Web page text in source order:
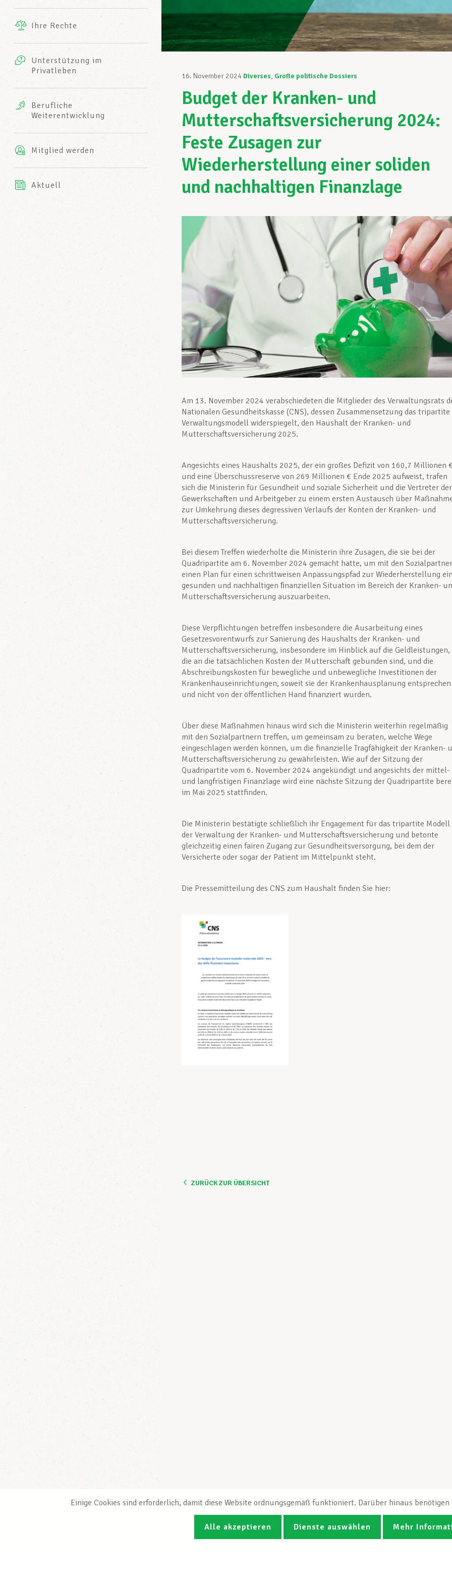
INFO-CENTER
des LCGBs
Ihre Rechte
Unterstützung im
Privatleben
Leistungen
Mutuelle
AXA
Berufliche
Weiterentwicklung
Mitglied werden
Aktuell
16. November 2024 Diverses, Große politische Dossiers
Budget der Kranken- und
Mutterschaftsversicherung 2024:
Feste Zusagen zur
Wiederherstellung einer soliden
und nachhaltigen Finanzlage
Am 13. November 2024 verabschiedeten die Mitglieder des Verwaltungsrats
Nationalen Gesundheitskasse (CNS), dessen Zusammensetzung das tripartite
Verwaltungsmodell widerspiegelt, den Haushalt der Kranken- und
Mutterschaftsversicherung 2025.
Angesichts eines Haushalts 2025, der ein großes Defizit von 160,7 Millionen
und eine Überschussreserve von 269 Millionen € Ende 2025 aufweist, trafen
sich die Ministerin für Gesundheit und soziale Sicherheit und die Vertreter der
Gewerkschaften und Arbeitgeber zu einem ersten Austausch über
zur Umkehrung dieses degressiven Verlaufs der Konten der Kranken- und
Mutterschaftsversicherung.
Bei diesem Treffen wiederholte die Ministerin ihre Zusagen, die sie bei der
Quadripartite am 6. November 2024 gemacht hatte, um mit den
einen Plan für einen schrittweisen Anpassungspfad zur Wiederherstellung
gesunden und nachhaltigen ﬁnanziellen Situation im Bereich der Kranken-
Mutterschaftsversicherung auszuarbeiten.
Diese Verpflichtungen betreffen insbesondere die Ausarbeitung eines
Gesetzesvorentwurfs zur Sanierung des Haushalts der Kranken- und
Mutterschaftsversicherung, insbesondere im Hinblick auf die Geldleistungen,
die an die tatsächlichen Kosten der Mutterschaft gebunden sind, und die
Abschreibungskosten für bewegliche und unbewegliche Investitionen der
Krankenhauseinrichtungen, soweit sie der Krankenhausplanung entsprechen
und nicht von der öffentlichen Hand finanziert wurden.
Über diese Maßnahmen hinaus wird sich die Ministerin weiterhin regelmäßig
mit den Sozialpartnern treffen, um gemeinsam zu beraten, welche Wege
eingeschlagen werden können, um die finanzielle Tragfähigkeit der Kranken-
Mutterschaftsversicherung zu gewährleisten. Wie auf der Sitzung der
Quadripartite vom 6. November 2024 angekündigt und angesichts der mittel-
und langfristigen Finanzlage wird eine nächste Sitzung der Quadripartite
im Mai 2025 stattfinden.
Die Ministerin bestätigte schließlich ihr Engagement für das tripartite Modell
der Verwaltung der Kranken- und Mutterschaftsversicherung und betonte
gleichzeitig einen fairen Zugang zur Gesundheitsversorgung, bei dem der
Versicherte oder sogar der Patient im Mittelpunkt steht.
Die Pressemitteilung des CNS zum Haushalt finden Sie hier:
ZURÜCK ZUR ÜBERSICHT
Einige Cookies sind erforderlich, damit diese Website ordnungsgemäß funktioniert. Darüber hinaus
Alle akzeptieren Dienste auswählen Mehr